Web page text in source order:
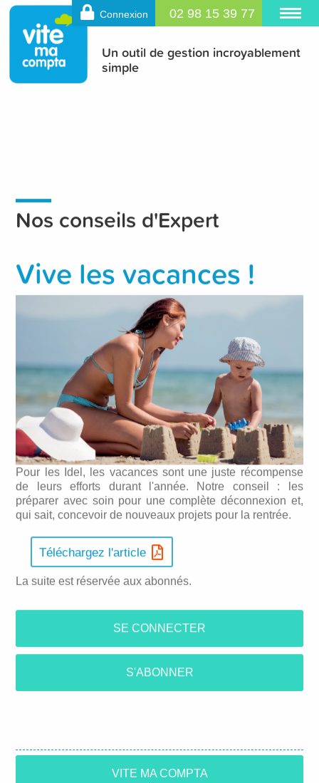
Un outil de gestion incroyablement
simple
Connexion 02 98 15 39 77
Nos conseils d'Expert
Vive les vacances !
Pour les Idel, les vacances sont une juste récompense
de leurs efforts durant l'année. Notre conseil : les
préparer avec soin pour une complète déconnexion et,
qui sait, concevoir de nouveaux projets pour la rentrée.
Téléchargez l'article
La suite est réservée aux abonnés.
SE CONNECTER
S'ABONNER
VITE MA COMPTA